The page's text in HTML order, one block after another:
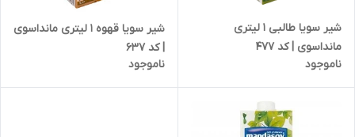
شیر سویا طالبی 1 لیتری
مانداسوی | کد 477
ناموجود
شیر سویا قهوه 1 لیتری مانداسوی
| کد 637
ناموجود